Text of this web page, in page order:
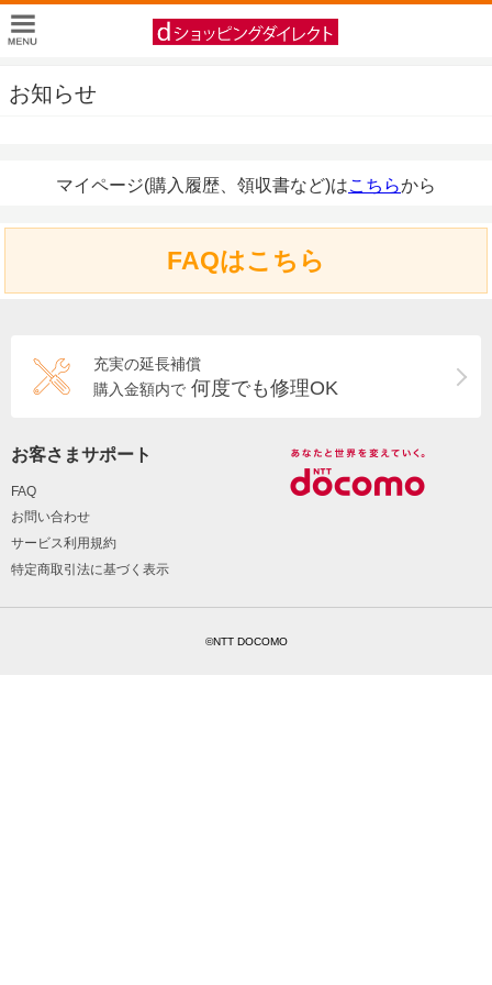
お知らせ
マイページ(購入履歴、領収書など)はこちらから
FAQはこちら
充実の延長補償
購入金額内で 何度でも修理OK
お客さまサポート
FAQ
お問い合わせ
サービス利用規約
特定商取引法に基づく表示
©NTT DOCOMO